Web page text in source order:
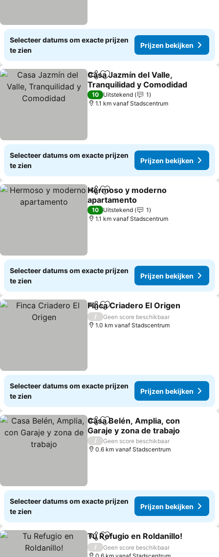
Selecteer datums om exacte prijzen
te zien
Prijzen bekijken
DelenToevoegen aan favorieten
Casa Jazmín del Valle,
Tranquilidad y Comodidad
10 Uitstekend
1
1.1 km vanaf Stadscentrum
Selecteer datums om exacte prijzen
te zien
Prijzen bekijken
DelenToevoegen aan favorieten
Hermoso y moderno
apartamento
10 Uitstekend
1
1.1 km vanaf Stadscentrum
Selecteer datums om exacte prijzen
te zien
Prijzen bekijken
DelenToevoegen aan favorieten
Finca Criadero El Origen
/
Geen score beschikbaar
1.0 km vanaf Stadscentrum
Selecteer datums om exacte prijzen
te zien
Prijzen bekijken
DelenToevoegen aan favorieten
Casa Belén, Amplia, con
Garaje y zona de trabajo
/
Geen score beschikbaar
0.6 km vanaf Stadscentrum
Selecteer datums om exacte prijzen
te zien
Prijzen bekijken
DelenToevoegen aan favorieten
Tu Refugio en Roldanillo!
/
Geen score beschikbaar